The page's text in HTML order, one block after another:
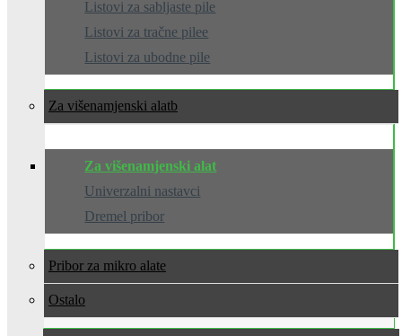
Listovi za sabljaste pile
Listovi za tračne pilee
Listovi za ubodne pile
Za višenamjenski alat
Za višenamjenski alat
Univerzalni nastavci
Dremel pribor
Pribor za mikro alate
Ostalo